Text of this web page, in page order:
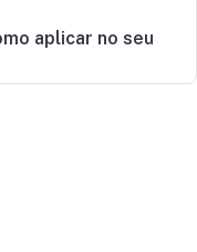
aplicar no seu